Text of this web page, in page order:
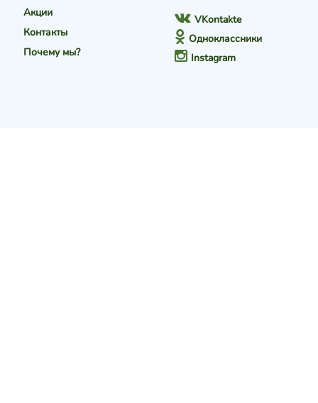
Акции
Контакты
Почему мы?
VKontakte
Одноклассники
Instagram